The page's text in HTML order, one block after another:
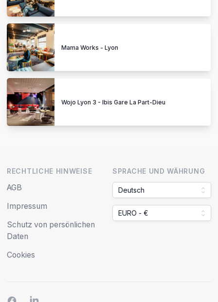
Mama Works - Lyon
Wojo Lyon 3 - Ibis Gare La Part-Dieu
RECHTLICHE HINWEISE
AGB
Impressum
Schutz von persönlichen
Daten
Cookies
SPRACHE UND WÄHRUNG
Deutsch
EURO - €